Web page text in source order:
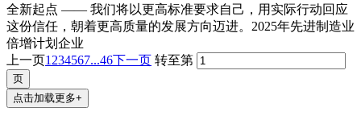
全新起点 —— 我们将以更高标准要求自己，用实际行动回应
这份信任，朝着更高质量的发展方向迈进。2025年先进制造业
倍增计划企业
上一页1 234567...46下一页 转至第
点击加载更多+